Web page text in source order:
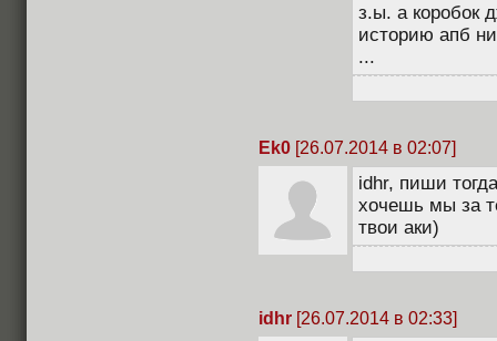
з.ы. а коробок
историю апб
...
Ek0 [26.07.2014 в 02:07]
idhr, пиши
хочешь мы за
твои аки)
idhr [26.07.2014 в 02:33]